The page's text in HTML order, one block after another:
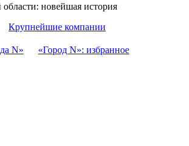
области: новейшая история
Крупнейшие компании
N» «Город N»: избранное